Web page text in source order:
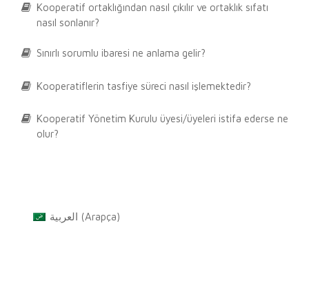
Kooperatif ortaklığından nasıl çıkılır ve ortaklık sıfatı
nasıl sonlanır?
Sınırlı sorumlu ibaresi ne anlama gelir?
Kooperatiflerin tasfiye süreci nasıl işlemektedir?
Kooperatif Yönetim Kurulu üyesi/üyeleri istifa ederse ne
olur?
العربية (Arapça)